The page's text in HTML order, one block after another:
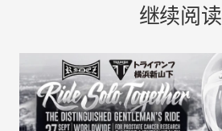
继续阅读